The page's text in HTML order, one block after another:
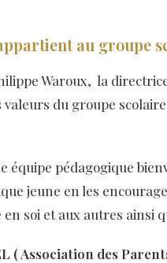
au groupe
Waroux, la
valeurs du groupe
équipe pédagogique
jeune en les
soi et aux autres ainsi
( Association des